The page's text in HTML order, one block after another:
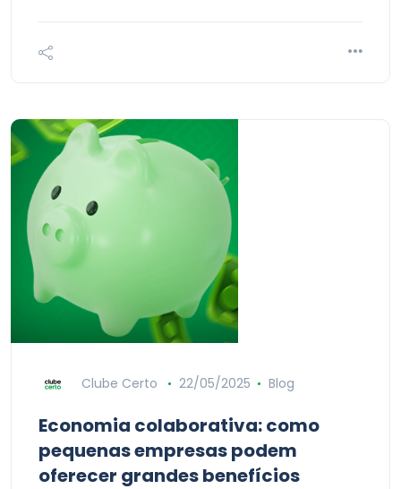
Clube Certo 22/05/2025 Blog
Economia colaborativa: como
pequenas empresas podem
oferecer grandes benefícios